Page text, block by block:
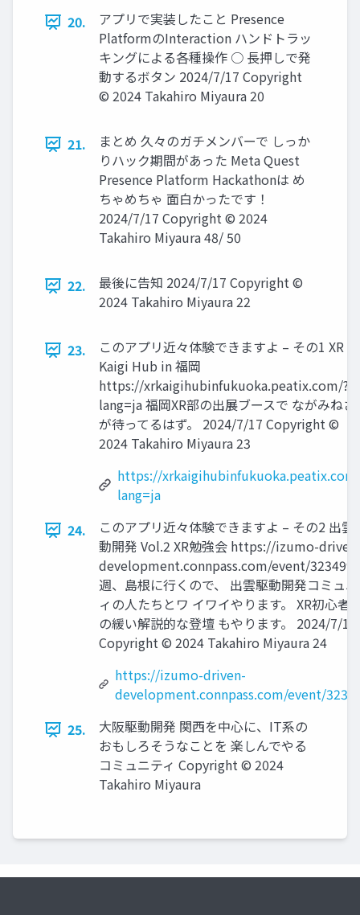
20.
アプリで実装したこと Presence
PlatformのInteraction ハンドトラッ
キングによる各種操作 ○ 長押しで発
動するボタン 2024/7/17 Copyright
© 2024 Takahiro Miyaura 20
21.
まとめ 久々のガチメンバーで しっか
りハック期間があった Meta Quest
Presence Platform Hackathonは め
ちゃめちゃ 面白かったです！
2024/7/17 Copyright © 2024
Takahiro Miyaura 48/ 50
22.
最後に告知 2024/7/17 Copyright ©
2024 Takahiro Miyaura 22
23.
このアプリ近々体験できますよ – その1 XR
Kaigi Hub in 福岡
https://xrkaigihubinfukuoka.peatix.com/?
lang=ja 福岡XR部の出展ブースで ながみねさ
が待ってるはず。 2024/7/17 Copyright ©
2024 Takahiro Miyaura 23
https://
lang=ja
24.
このアプリ近々体験できますよ – その2 出雲
動開発 Vol.2 XR勉強会 https://izumo-
development.connpass.com/event/
週、島根に行くので、 出雲駆動開発コミュ
ィの人たちとワ イワイやります。 XR初心者
の緩い解説的な登壇 もやります。 2024/7/17
Copyright © 2024 Takahiro Miyaura 24
https://izumo-driven-
development.connpass.com/event/
25.
大阪駆動開発 関西を中心に、IT系の
おもしろそうなことを 楽しんでやる
コミュニティ Copyright © 2024
Takahiro Miyaura